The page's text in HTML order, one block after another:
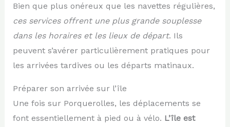
Bien que plus onéreux que les navettes régulières,
ces services offrent une plus grande souplesse
dans les horaires et les lieux de départ. Ils
peuvent s’avérer particulièrement pratiques pour
les arrivées tardives ou les départs matinaux.
Préparer son arrivée sur l’île
Une fois sur Porquerolles, les déplacements se
font essentiellement à pied ou à vélo. L’île est